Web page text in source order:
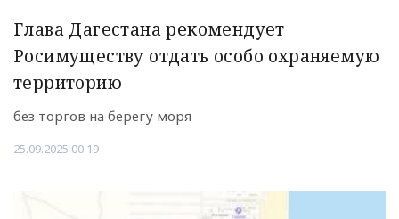
Глава Дагестана рекомендует
Росимуществу отдать особо охраняемую
территорию
без торгов на берегу моря
25.09.2025 00:19